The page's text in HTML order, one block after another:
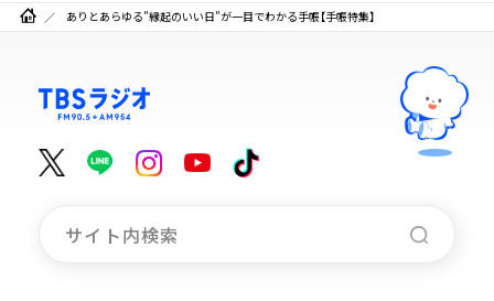
ありとあらゆる”縁起のいい日”が一目でわかる手帳【手帳特集】